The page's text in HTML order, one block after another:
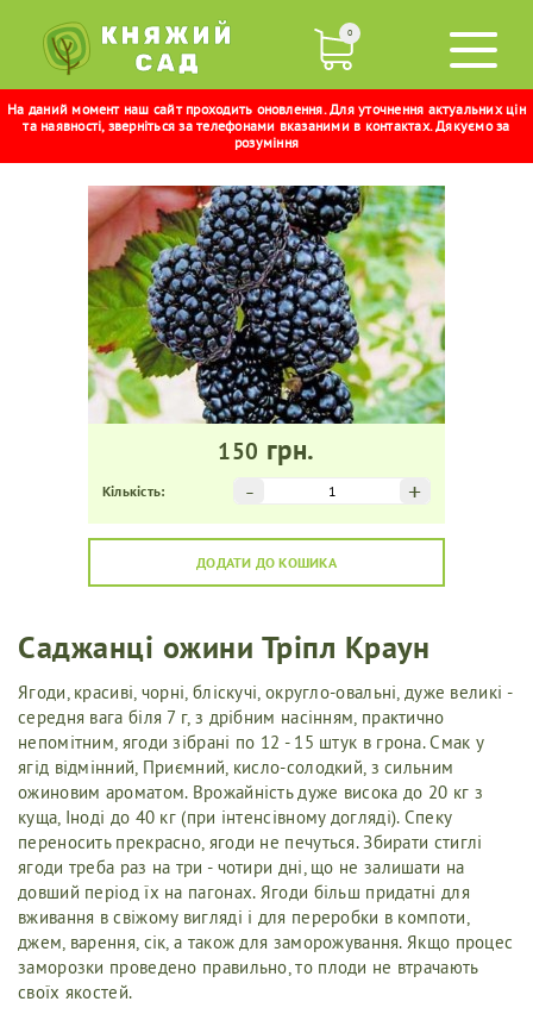
0
На даний момент наш сайт проходить оновлення. Для уточнення актуальних цін
та наявності, зверніться за телефонами вказаними в контактах. Дякуємо за
розуміння
ТРІПЛ КРАУН
150 грн.
Кількість: +
-
ДОДАТИ ДО КОШИКА
Саджанці ожини Тріпл Краун
Ягоди, красиві, чорні, бліскучі, округло-овальні, дуже великі -
середня вага біля 7 г, з дрібним насінням, практично
непомітним, ягоди зібрані по 12 - 15 штук в грона. Смак у
ягід відмінний, Приємний, кисло-солодкий, з сильним
ожиновим ароматом. Врожайність дуже висока до 20 кг з
куща, Іноді до 40 кг (при інтенсівному догляді). Спеку
переносить прекрасно, ягоди не печуться. Збирати стиглі
ягоди треба раз на три - чотири дні, що не залишати на
довший період їх на пагонах. Ягоди більш придатні для
вживання в свіжому вигляді і для переробки в компоти,
джем, варення, сік, а також для заморожування. Якщо процес
заморозки проведено правильно, то плоди не втрачають
своїх якостей.